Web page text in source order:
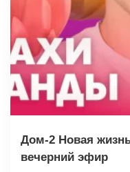
Дом-2 Новая
вечерний эфир